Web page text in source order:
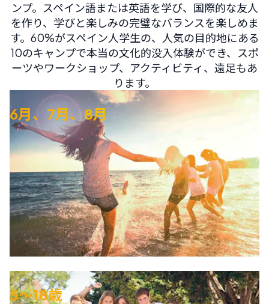
ンプ。スペイン語または英語を学び、国際的な友人
を作り、学びと楽しみの完璧なバランスを楽しめま
す。60%がスペイン人学生の、人気の目的地にある
10のキャンプで本当の文化的没入体験ができ、スポ
ーツやワークショップ、アクティビティ、遠足もあ
ります。
6月、7月、8月
5～18歳